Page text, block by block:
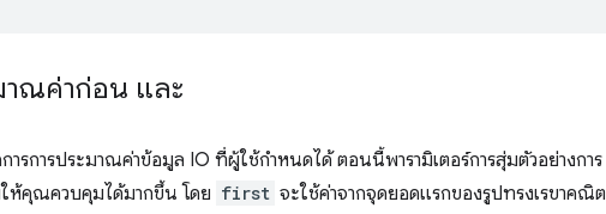
าณค่าก่อน และ
รการประมาณค่าข้อมูล IO ที่ผู้ใช้กำหนดได้ ตอนนี้พารามิเตอร์การสุ่มตัวอย่างการ
ห้คุณควบคุมได้มากขึ้น โดย first จะใช้ค่าจากจุดยอดแรกของรูปทรงเรขาคณิต